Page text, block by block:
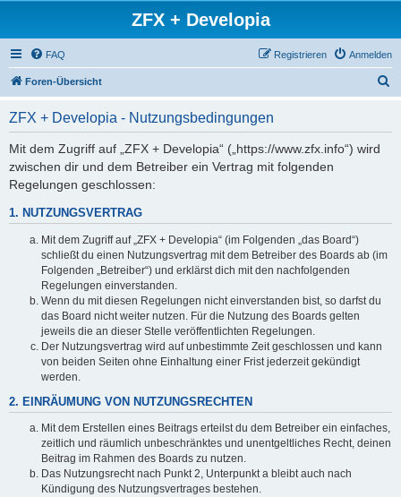
ZFX + Developia
FAQ Anmelden
Registrieren
Foren-Übersicht
ZFX + Developia - Nutzungsbedingungen
Mit dem Zugriff auf „ZFX + Developia“ („https://www.zfx.info“) wird
zwischen dir und dem Betreiber ein Vertrag mit folgenden
Regelungen geschlossen:
1. NUTZUNGSVERTRAG
Mit dem Zugriff auf „ZFX + Developia“ (im Folgenden „das Board“)
schließt du einen Nutzungsvertrag mit dem Betreiber des Boards ab (im
Folgenden „Betreiber“) und erklärst dich mit den nachfolgenden
Regelungen einverstanden.
Wenn du mit diesen Regelungen nicht einverstanden bist, so darfst du
das Board nicht weiter nutzen. Für die Nutzung des Boards gelten
jeweils die an dieser Stelle veröffentlichten Regelungen.
Der Nutzungsvertrag wird auf unbestimmte Zeit geschlossen und kann
von beiden Seiten ohne Einhaltung einer Frist jederzeit gekündigt
werden.
2. EINRÄUMUNG VON NUTZUNGSRECHTEN
Mit dem Erstellen eines Beitrags erteilst du dem Betreiber ein einfaches,
zeitlich und räumlich unbeschränktes und unentgeltliches Recht, deinen
Beitrag im Rahmen des Boards zu nutzen.
Das Nutzungsrecht nach Punkt 2, Unterpunkt a bleibt auch nach
Kündigung des Nutzungsvertrages bestehen.